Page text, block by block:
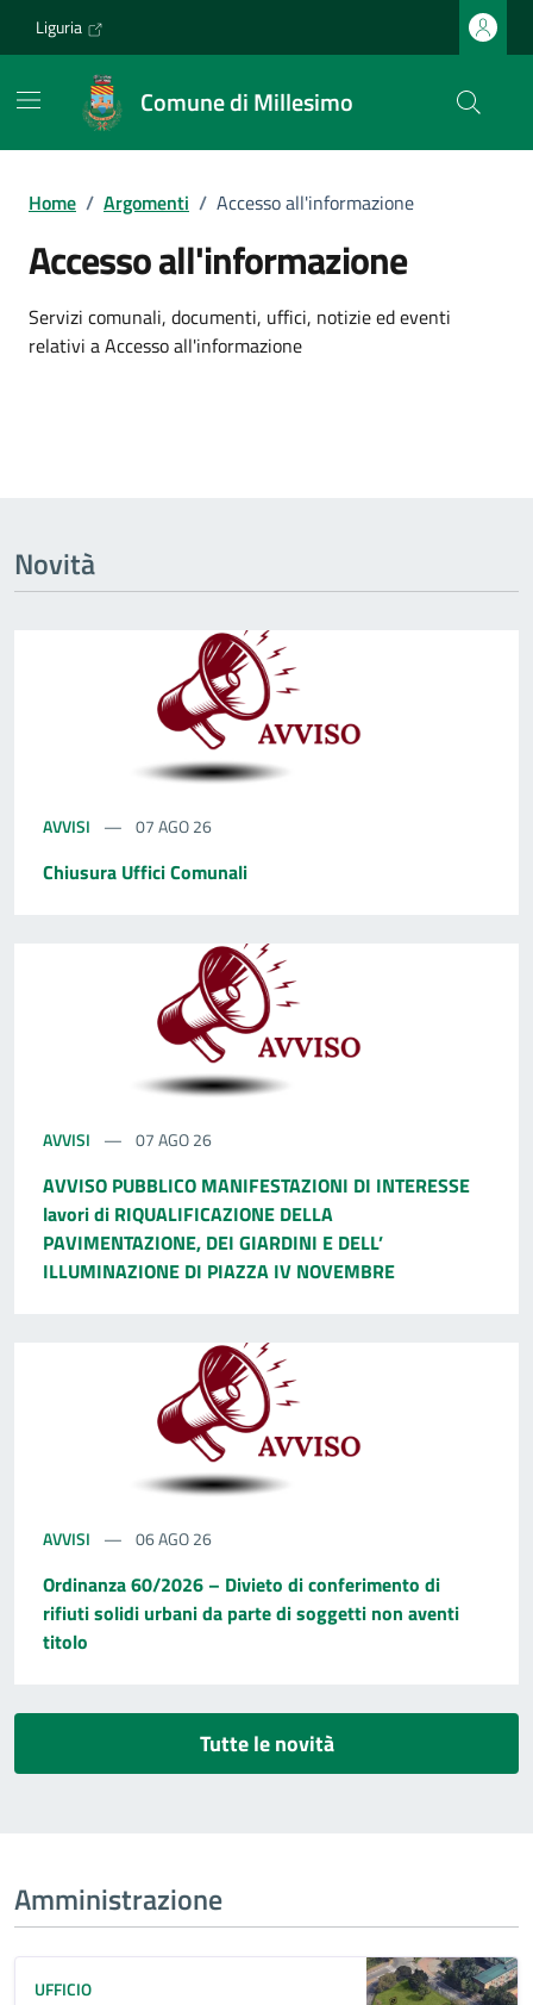
Liguria
Comune di Millesimo
Home / Argomenti / Accesso all'informazione
Accesso all'informazione
Dettagli dell'argomento
Servizi comunali, documenti, uffici, notizie ed eventi
relativi a Accesso all'informazione
Novità
AVVISI 07 AGO 26
Chiusura Uffici Comunali
AVVISI 07 AGO 26
AVVISO PUBBLICO MANIFESTAZIONI DI INTERESSE
lavori di RIQUALIFICAZIONE DELLA
PAVIMENTAZIONE, DEI GIARDINI E DELL’
ILLUMINAZIONE DI PIAZZA IV NOVEMBRE
AVVISI 06 AGO 26
Ordinanza 60/2026 – Divieto di conferimento di
rifiuti solidi urbani da parte di soggetti non aventi
titolo
Tutte le novità
Amministrazione
UFFICIO